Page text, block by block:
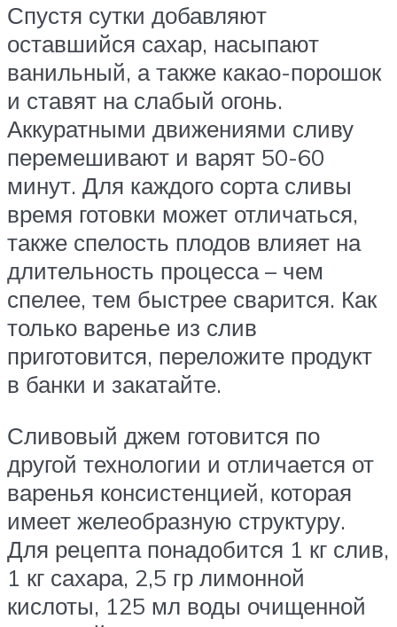
Спустя сутки добавляют
оставшийся сахар, насыпают
ванильный, а также какао-порошок
и ставят на слабый огонь.
Аккуратными движениями сливу
перемешивают и варят 50-60
минут. Для каждого сорта сливы
время готовки может отличаться,
также спелость плодов влияет на
длительность процесса – чем
спелее, тем быстрее сварится. Как
только варенье из слив
приготовится, переложите продукт
в банки и закатайте.
Сливовый джем готовится по
другой технологии и отличается от
варенья консистенцией, которая
имеет желеобразную структуру.
Для рецепта понадобится 1 кг слив,
1 кг сахара, 2,5 гр лимонной
кислоты, 125 мл воды очищенной